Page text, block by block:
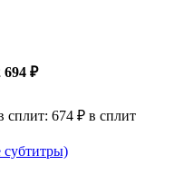
694 ₽
сплит: 674 ₽ в сплит
субтитры)